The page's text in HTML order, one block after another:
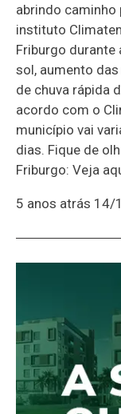
abrindo caminho
instituto
Friburgo durante
sol, aumento
de chuva rápida
acordo com o
município vai
dias. Fique de
Friburgo: Veja
5 anos atrás 14/